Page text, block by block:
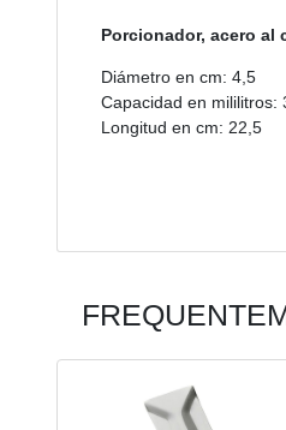
Porcionador, acero al
Diámetro en cm: 4,5
Capacidad en mililitros:
Longitud en cm: 22,5